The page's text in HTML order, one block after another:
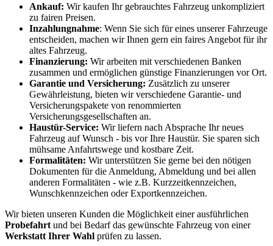
Ankauf: Wir kaufen Ihr gebrauchtes Fahrzeug unkompliziert
zu fairen Preisen.
Inzahlungnahme: Wenn Sie sich für eines unserer Fahrzeuge
entscheiden, machen wir Ihnen gern ein faires Angebot für ihr
altes Fahrzeug.
Finanzierung: Wir arbeiten mit verschiedenen Banken
zusammen und ermöglichen günstige Finanzierungen vor Ort.
Garantie und Versicherung: Zusätzlich zu unserer
Gewährleistung, bieten wir verschiedene Garantie- und
Versicherungspakete von renommierten
Versicherungsgesellschaften an.
Haustür-Service: Wir liefern nach Absprache Ihr neues
Fahrzeug auf Wunsch - bis vor Ihre Haustür. Sie sparen sich
mühsame Anfahrtswege und kostbare Zeit.
Formalitäten: Wir unterstützen Sie gerne bei den nötigen
Dokumenten für die Anmeldung, Abmeldung und bei allen
anderen Formalitäten - wie z.B. Kurzzeitkennzeichen,
Wunschkennzeichen oder Exportkennzeichen.
Wir bieten unseren Kunden die Möglichkeit einer ausführlichen
Probefahrt und bei Bedarf das gewünschte Fahrzeug von einer
Werkstatt Ihrer Wahl prüfen zu lassen.